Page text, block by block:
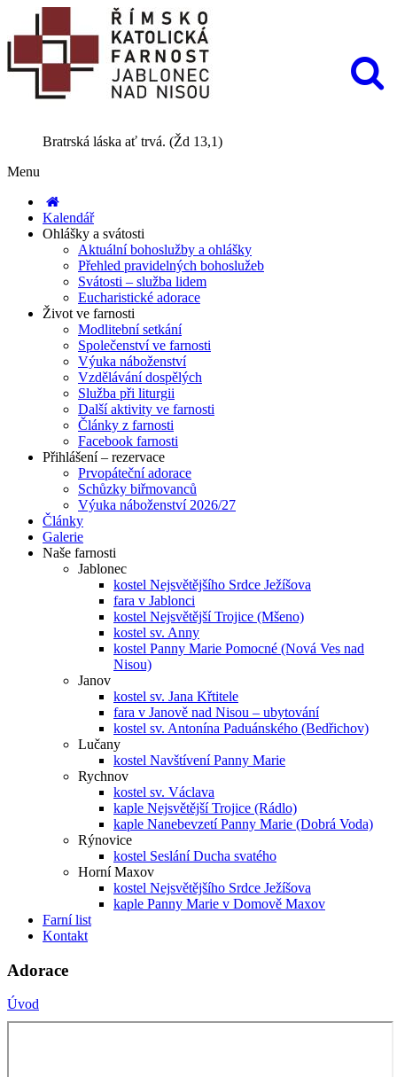
Bratrská láska ať trvá. (Žd 13,1)
Menu
Kalendář
Ohlášky a svátosti
Aktuální bohoslužby a ohlášky
Přehled pravidelných bohoslužeb
Svátosti – služba lidem
Eucharistické adorace
Život ve farnosti
Modlitební setkání
Společenství ve farnosti
Výuka náboženství
Vzdělávání dospělých
Služba při liturgii
Další aktivity ve farnosti
Články z farnosti
Facebook farnosti
Přihlášení – rezervace
Prvopáteční adorace
Schůzky biřmovanců
Výuka náboženství 2026/27
Články
Galerie
Naše farnosti
Jablonec
kostel Nejsvětějšího Srdce Ježíšova
fara v Jablonci
kostel Nejsvětější Trojice (Mšeno)
kostel sv. Anny
kostel Panny Marie Pomocné (Nová Ves nad
Nisou)
Janov
kostel sv. Jana Křtitele
fara v Janově nad Nisou – ubytování
kostel sv. Antonína Paduánského (Bedřichov)
Lučany
kostel Navštívení Panny Marie
Rychnov
kostel sv. Václava
kaple Nejsvětější Trojice (Rádlo)
kaple Nanebevzetí Panny Marie (Dobrá Voda)
Rýnovice
kostel Seslání Ducha svatého
Horní Maxov
kostel Nejsvětějšího Srdce Ježíšova
kaple Panny Marie v Domově Maxov
Farní list
Kontakt
Adorace
Úvod